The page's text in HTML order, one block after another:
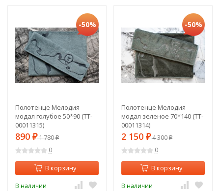
-50%
Полотенце Мелодия
модал голубое 50*90 (TT-
00011315)
890 ₽1 780₽
0
В корзину
В наличии
-50%
Полотенце Мелодия
модал зеленое 70*140 (TT-
00011314)
2 150 ₽4 300₽
0
В корзину
В наличии